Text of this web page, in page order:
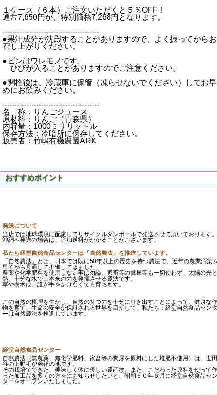
１ケース（６本）ご注文いただくと５％OFF！
通常7,650円が、特別価格7,268円となります。
----------------------------------------
●果汁成分が沈殿することがありますので、よく振ってからお
召し上がりください。
●ビンはワレモノです。
ひびが入ることがありますのでご注意ください。
●開栓後は、冷蔵庫に保管（凍らせないでください）してお早
めにお飲みください。
----------------------------------------
名 称：りんごジュース
原材料：りんご（青森県）
内容量：1000ミリリットル
保存方法：冷暗所に保存してください。
販売者：竹嶋有機農園ARK
発送について
当店では地球環境に配慮してリサイクルダンボールで発送させて頂いております。
沖縄へ発送の場合は、追加送料がかかることがございます。
私たち経堂自然食品センターは「自然農法」を推進しています。
「自然農法」とは、日本では既に50年以上の歴史を持つ農法で、近年の農業汚染
早くから見通して推進してきました。
農薬や化学肥料を使用しない事は勿論、家畜等の糞尿等も一切使わず、太陽の光と
熱、十分な水で土本来の力を発揮させる農法です。
草や樹木は、誰が手をかけなくても育ちます。
この自然の摂理を生かし、自然の持つ力を十分に引き出すことによって、健康な作
物を育て、生命の安全が保証される世界を目指して、私たち：経堂自然食品センタ
ーは自然農法を推進しています。
経堂自然食品センター
自然農法（無農薬、無化学肥料、家畜等の糞尿を原料にした堆肥不使用）は、世田
谷の上野毛が発祥の地です。
その栽培でできた、美味しく体に優しい農産物、また、こだわった原料を使って作
った加工品を多くの方々にお知らせしたいと、昭和５０年６月に経堂自然食品セン
ターをオープンいたしました。